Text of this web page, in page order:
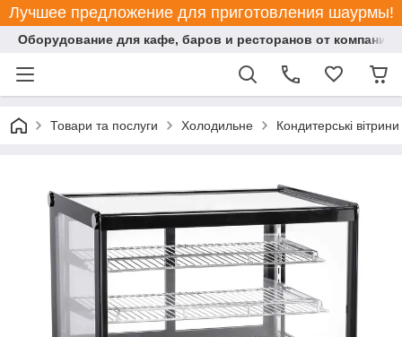
Лучшее предложение для приготовления шаурмы!
Оборудование для кафе, баров и ресторанов от компании
Товари та послуги Холодильне Кондитерські вітрини